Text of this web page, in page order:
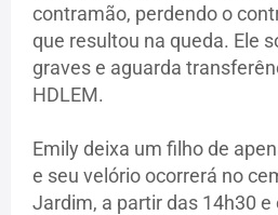
contramão, perdendo o
que resultou na queda. Ele
graves e aguarda
HDLEM.
Emily deixa um filho de
e seu velório ocorrerá no
Jardim, a partir das 14h30